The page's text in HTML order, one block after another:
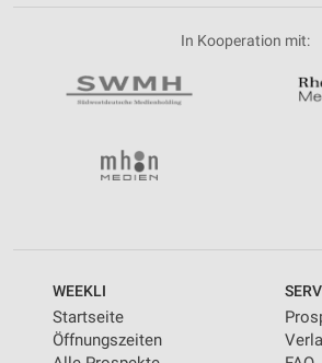
In Kooperation mit:
WEEKLI
Startseite
Öffnungszeiten